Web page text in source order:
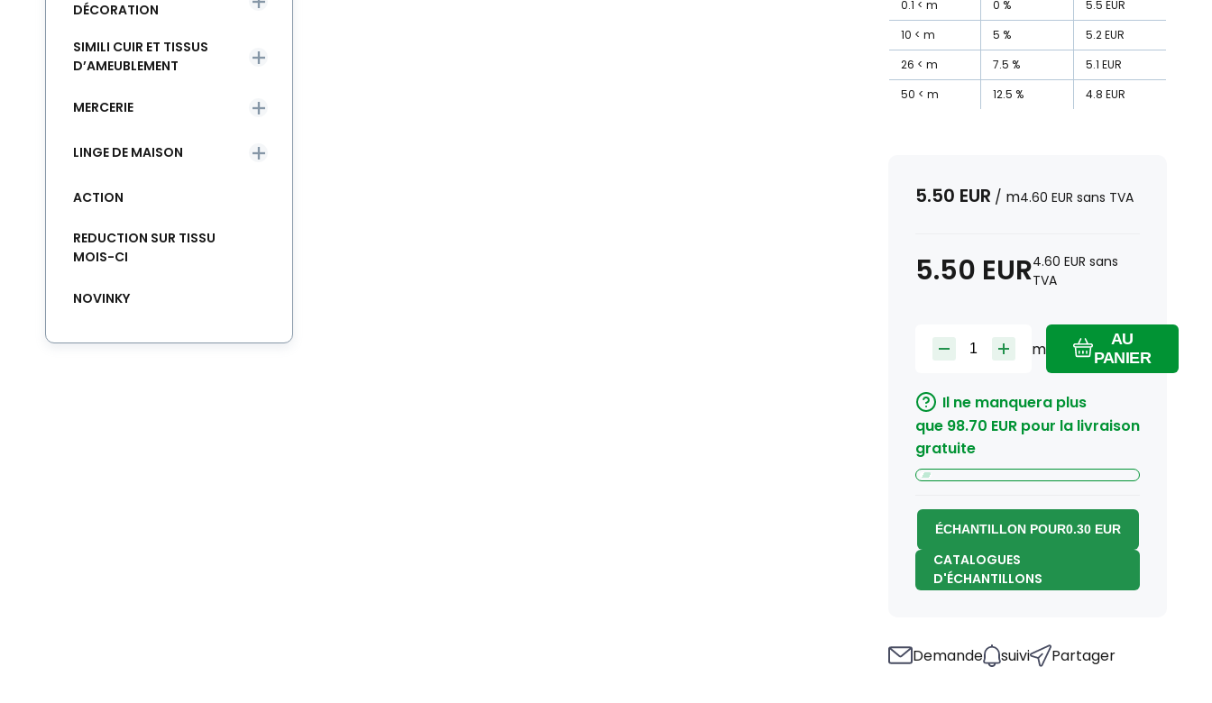
0.1
m 0 % 5.5 EUR
10
m 5 % 5.2EUR
26
m 7.5 % 5.1 EUR
50
m 12.5 % 4.8 EUR
5.50 EUR / m4.60 EUR sans TVA
5.50 EUR4.60 EUR sans
TVA
m
AU
PANIER
Il ne manquera plus
que 98.70 EUR pour la livraison
gratuite
ÉCHANTILLON POUR0.30 EUR
CATALOGUES
D'ÉCHANTILLONS
Demande suivi Partager
DÉCORATION
SIMILI CUIR ET TISSUS
D’AMEUBLEMENT
MERCERIE
LINGE DE MAISON
ACTION
REDUCTION SUR TISSU
MOIS-CI
NOVINKY